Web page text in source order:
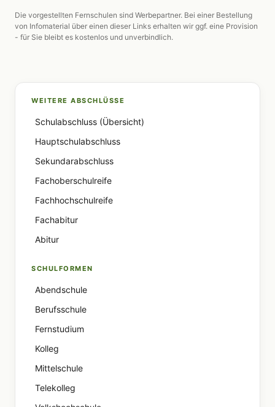
Die vorgestellten Fernschulen sind Werbepartner. Bei einer Bestellung
von Infomaterial über einen dieser Links erhalten wir ggf. eine Provision
- für Sie bleibt es kostenlos und unverbindlich.
WEITERE ABSCHLÜSSE
Schulabschluss (Übersicht)
Hauptschulabschluss
Sekundarabschluss
Fachoberschulreife
Fachhochschulreife
Fachabitur
Abitur
SCHULFORMEN
Abendschule
Berufsschule
Fernstudium
Kolleg
Mittelschule
Telekolleg